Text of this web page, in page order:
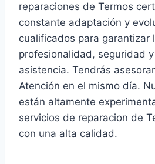
reparaciones de Termos
constante adaptación y
cualificados para garantizar
profesionalidad, seguridad
asistencia. Tendrás
Atención en el mismo día.
están altamente
servicios de reparacion de
con una alta calidad.